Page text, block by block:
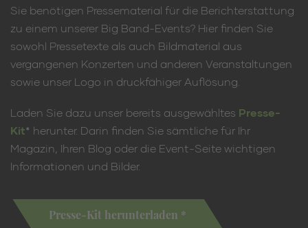
Sie benötigen Pressematerial für die Berichterstattung
zu einem unserer Big Band-Events? Hier finden Sie
sowohl Pressetexte als auch Bildmaterial aus
vergangenen Konzerten und anderen Veranstaltungen
sowie unser Logo in druckfähiger Auflösung.
Laden Sie dazu unser bereits ausgewähltes Presse-
Kit* herunter. Darin finden Sie sämtliche für Ihr
Magazin, Ihren Blog oder die Event-Seite wichtigen
Informationen und Bilder.
Presse-Kit herunterladen *